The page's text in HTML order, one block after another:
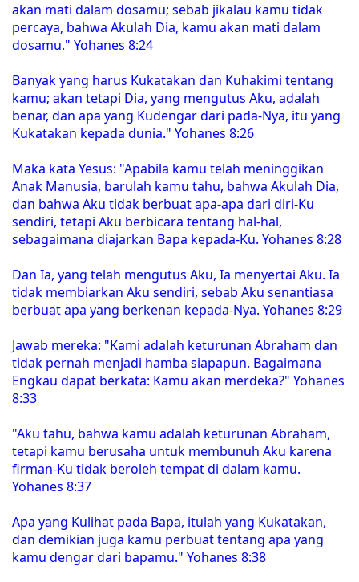
akan mati dalam dosamu; sebab jikalau kamu tidak
percaya, bahwa Akulah Dia, kamu akan mati dalam
dosamu." Yohanes 8:24
Banyak yang harus Kukatakan dan Kuhakimi tentang
kamu; akan tetapi Dia, yang mengutus Aku, adalah
benar, dan apa yang Kudengar dari pada-Nya, itu yang
Kukatakan kepada dunia." Yohanes 8:26
Maka kata Yesus: "Apabila kamu telah meninggikan
Anak Manusia, barulah kamu tahu, bahwa Akulah Dia,
dan bahwa Aku tidak berbuat apa-apa dari diri-Ku
sendiri, tetapi Aku berbicara tentang hal-hal,
sebagaimana diajarkan Bapa kepada-Ku. Yohanes 8:28
Dan Ia, yang telah mengutus Aku, Ia menyertai Aku. Ia
tidak membiarkan Aku sendiri, sebab Aku senantiasa
berbuat apa yang berkenan kepada-Nya. Yohanes 8:29
Jawab mereka: "Kami adalah keturunan Abraham dan
tidak pernah menjadi hamba siapapun. Bagaimana
Engkau dapat berkata: Kamu akan merdeka?" Yohanes
8:33
"Aku tahu, bahwa kamu adalah keturunan Abraham,
tetapi kamu berusaha untuk membunuh Aku karena
firman-Ku tidak beroleh tempat di dalam kamu.
Yohanes 8:37
Apa yang Kulihat pada Bapa, itulah yang Kukatakan,
dan demikian juga kamu perbuat tentang apa yang
kamu dengar dari bapamu." Yohanes 8:38